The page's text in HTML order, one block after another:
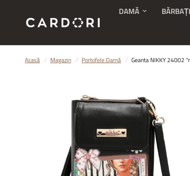
DAMĂ BĂRBAȚI
Acasă / Magazin / Portofele Damă / Geanta NIKKY 24002